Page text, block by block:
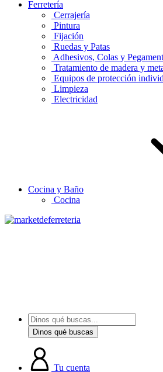
Ferretería
Cerrajería
Pintura
Fijación
Ruedas y Patas
Adhesivos, Colas y
Tratamiento de madera y
Equipos de protección
Limpieza
Electricidad
Cocina y Baño
Cocina
Dinos qué buscas
Tu cuenta